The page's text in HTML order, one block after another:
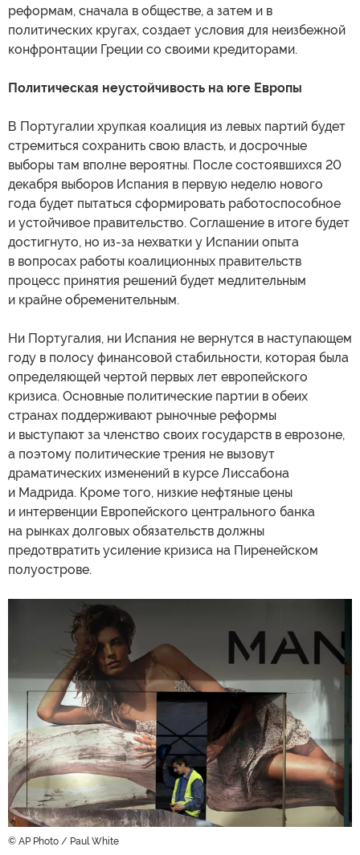
реформам, сначала в обществе, а затем и в
политических кругах, создает условия для неизбежной
конфронтации Греции со своими кредиторами.
Политическая неустойчивость на юге Европы
В Португалии хрупкая коалиция из левых партий будет
стремиться сохранить свою власть, и досрочные
выборы там вполне вероятны. После состоявшихся 20
декабря выборов Испания в первую неделю нового
года будет пытаться сформировать работоспособное
и устойчивое правительство. Соглашение в итоге будет
достигнуто, но из-за нехватки у Испании опыта
в вопросах работы коалиционных правительств
процесс принятия решений будет медлительным
и крайне обременительным.
Ни Португалия, ни Испания не вернутся в наступающем
году в полосу финансовой стабильности, которая была
определяющей чертой первых лет европейского
кризиса. Основные политические партии в обеих
странах поддерживают рыночные реформы
и выступают за членство своих государств в еврозоне,
а поэтому политические трения не вызовут
драматических изменений в курсе Лиссабона
и Мадрида. Кроме того, низкие нефтяные цены
и интервенции Европейского центрального банка
на рынках долговых обязательств должны
предотвратить усиление кризиса на Пиренейском
полуострове.
© AP Photo / Paul White